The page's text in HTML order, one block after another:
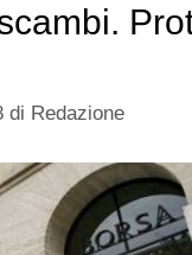
di Redazione